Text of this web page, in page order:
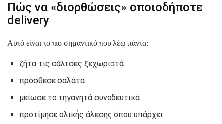
Πώς να «διορθώσεις» οποιοδήποτε
delivery
Αυτό είναι το πιο σημαντικό που λέω πάντα:
ζήτα τις σάλτσες ξεχωριστά
πρόσθεσε σαλάτα
μείωσε τα τηγανητά συνοδευτικά
προτίμησε ολικής άλεσης όπου υπάρχει